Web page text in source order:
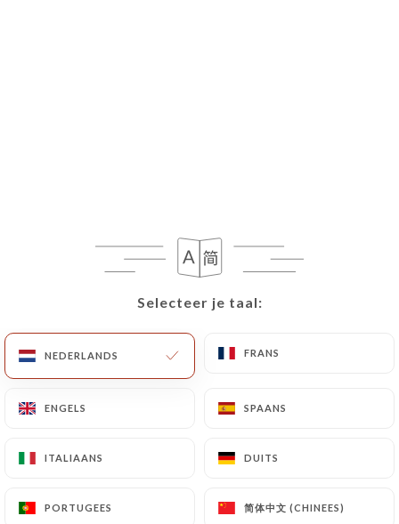
Selecteer je taal:
NEDERLANDS FRANS
ENGELS SPAANS
ITALIAANS DUITS
PORTUGEES 简体中文 (CHINEES)
Selecteer je taal:
NEDERLANDS FRANS
ENGELS SPAANS
ITALIAANS DUITS
PORTUGEES 简体中文 (CHINEES)